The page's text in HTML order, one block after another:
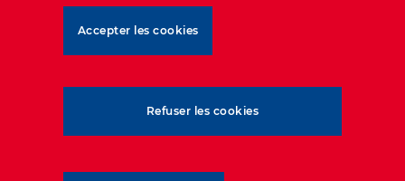
Accepter les cookies
Refuser les cookies